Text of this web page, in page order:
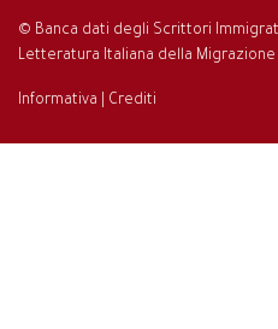
© Banca dati degli Scrittori
Letteratura Italiana della Migrazione
Informativa Crediti